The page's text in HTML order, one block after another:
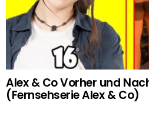
Alex & Co Vorher und
(Fernsehserie Alex & Co)